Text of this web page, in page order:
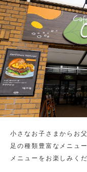
小さなお子さまからお
足の種類豊富なメニュ
メニューをお楽しみく